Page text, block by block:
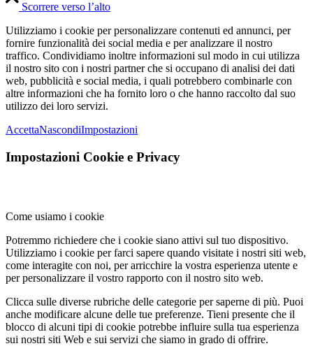
Scorrere verso l’alto
Utilizziamo i cookie per personalizzare contenuti ed annunci, per
fornire funzionalità dei social media e per analizzare il nostro
traffico. Condividiamo inoltre informazioni sul modo in cui utilizza
il nostro sito con i nostri partner che si occupano di analisi dei dati
web, pubblicità e social media, i quali potrebbero combinarle con
altre informazioni che ha fornito loro o che hanno raccolto dal suo
utilizzo dei loro servizi.
AccettaNascondiImpostazioni
Impostazioni Cookie e Privacy
Come usiamo i cookie
Potremmo richiedere che i cookie siano attivi sul tuo dispositivo.
Utilizziamo i cookie per farci sapere quando visitate i nostri siti web,
come interagite con noi, per arricchire la vostra esperienza utente e
per personalizzare il vostro rapporto con il nostro sito web.
Clicca sulle diverse rubriche delle categorie per saperne di più. Puoi
anche modificare alcune delle tue preferenze. Tieni presente che il
blocco di alcuni tipi di cookie potrebbe influire sulla tua esperienza
sui nostri siti Web e sui servizi che siamo in grado di offrire.